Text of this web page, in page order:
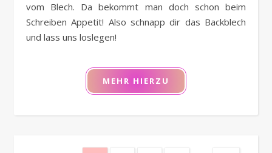
vom Blech. Da bekommt man doch schon beim
Schreiben Appetit! Also schnapp dir das Backblech
und lass uns loslegen!
MEHR HIERZU